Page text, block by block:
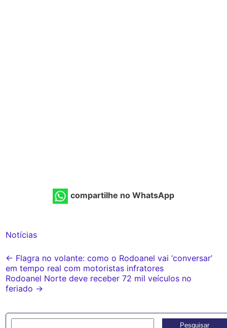
compartilhe no WhatsApp
Notícias
Post
navigation
← Flagra no volante: como o Rodoanel vai ‘conversar’
em tempo real com motoristas infratores
Rodoanel Norte deve receber 72 mil veículos no
feriado →